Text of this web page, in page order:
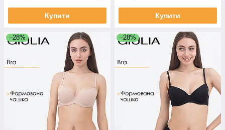
Купити Купити
–28% –28%